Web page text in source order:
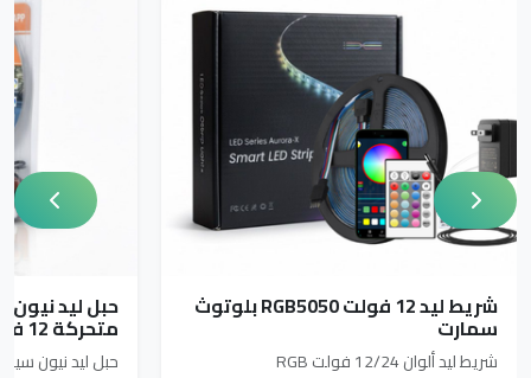
شريط ليد 12 فولت RGB5050 بلوتوث
سمارت
شريط ليد ألوان 12/24 فولت RGB
متحركة 12 فولت
حبل ليد نيون